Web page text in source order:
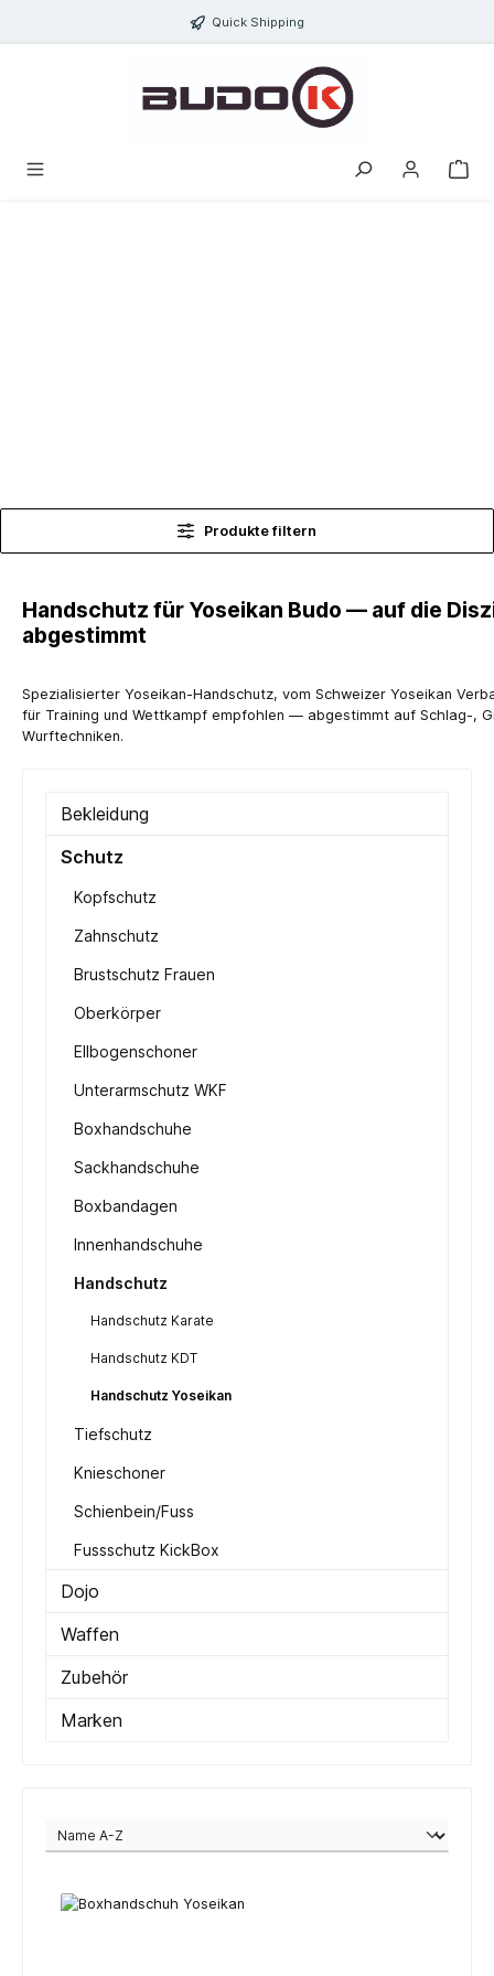
Quick Shipping
Produkte filtern
Handschutz für Yoseikan Budo — auf die
abgestimmt
Spezialisierter Yoseikan-Handschutz, vom Schweizer Yoseikan
für Training und Wettkampf empfohlen — abgestimmt auf Schlag-,
Wurftechniken.
Bekleidung
Schutz
Kopfschutz
Zahnschutz
Brustschutz Frauen
Oberkörper
Ellbogenschoner
Unterarmschutz WKF
Boxhandschuhe
Sackhandschuhe
Boxbandagen
Innenhandschuhe
Handschutz
Handschutz Karate
Handschutz KDT
Handschutz Yoseikan
Tiefschutz
Knieschoner
Schienbein/Fuss
Fussschutz KickBox
Dojo
Waffen
Zubehör
Marken